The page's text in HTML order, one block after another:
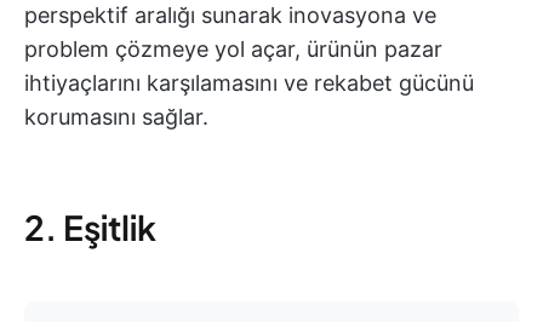
perspektif aralığı sunarak inovasyona ve
problem çözmeye yol açar, ürünün pazar
ihtiyaçlarını karşılamasını ve rekabet gücünü
korumasını sağlar.
2. Eşitlik